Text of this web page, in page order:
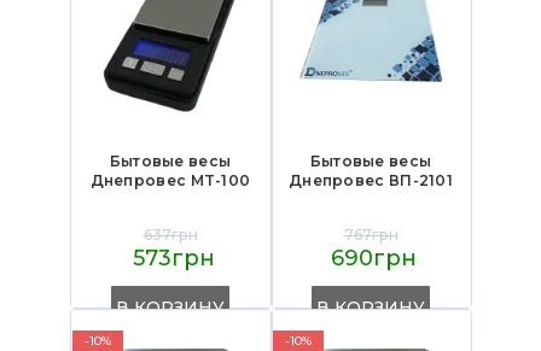
Бытовые весы
Днепровес MT-100
637грн
573грн
В КОРЗИНУ
Бытовые весы
Днепровес ВП-2101
767грн
690грн
В КОРЗИНУ
-10% -10%